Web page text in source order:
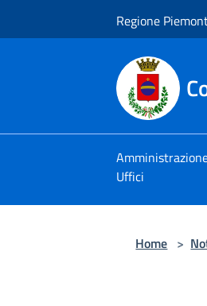
Regione
Uffici
Home >